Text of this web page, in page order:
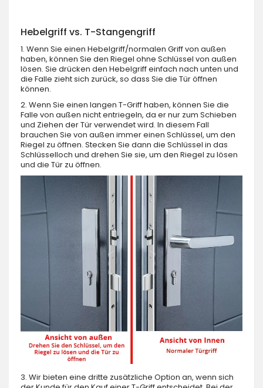
Hebelgriff vs. T-Stangengriff
1. Wenn Sie einen Hebelgriff/normalen Griff von außen
haben, können Sie den Riegel ohne Schlüssel von außen
lösen. Sie drücken den Hebelgriff einfach nach unten und
die Falle zieht sich zurück, so dass Sie die Tür öffnen
können.
2. Wenn Sie einen langen T-Griff haben, können Sie die
Falle von außen nicht entriegeln, da er nur zum Schieben
und Ziehen der Tür verwendet wird. In diesem Fall
brauchen Sie von außen immer einen Schlüssel, um den
Riegel zu öffnen. Stecken Sie dann die Schlüssel in das
Schlüsselloch und drehen Sie sie, um den Riegel zu lösen
und die Tür zu öffnen.
3. Wir bieten eine dritte zusätzliche Option an, wenn sich